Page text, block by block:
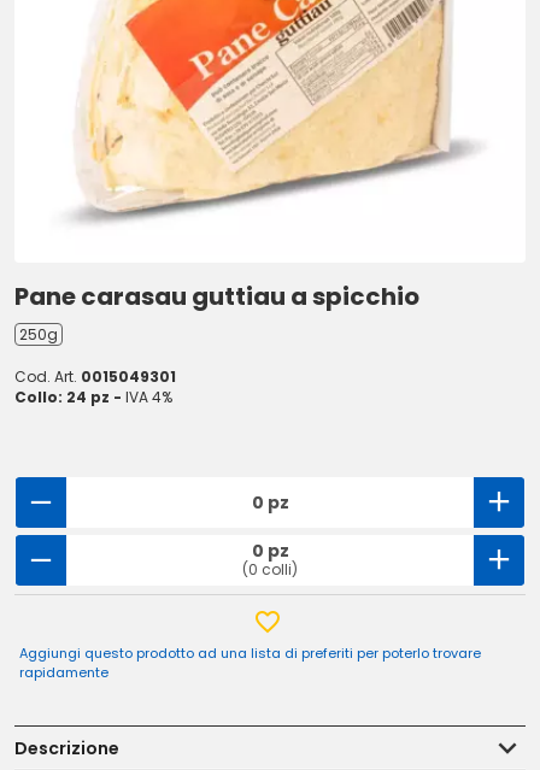
Pane carasau guttiau a spicchio
250g
Cod. Art. 0015049301
Collo: 24 pz - IVA 4%
0 pz
0 pz
(0 colli)
Aggiungi questo prodotto ad una lista di preferiti per poterlo trovare
rapidamente
Descrizione